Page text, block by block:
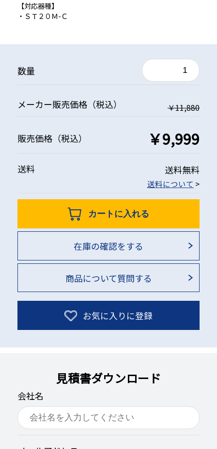
【対応器種】
・ＳＴ２０Ｍ-Ｃ
数量
メーカー販売価格（税込） ￥11,880
販売価格（税込） ￥9,999
送料 送料無料
送料について >
カートに入れる
在庫の確認をする
商品について質問する
お気に入りに登録
見積書ダウンロード
会社名